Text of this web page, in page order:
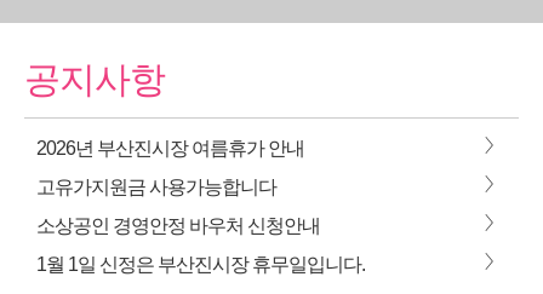
공지사항
2026년 부산진시장 여름휴가 안내 >
고유가지원금 사용가능합니다 >
소상공인 경영안정 바우처 신청안내 >
1월 1일 신정은 부산진시장 휴무일입니다. >